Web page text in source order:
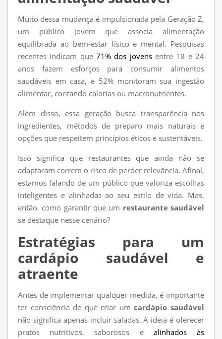
Muito dessa mudança é impulsionada pela Geração Z,
um público jovem que associa alimentação
equilibrada ao bem-estar físico e mental. Pesquisas
recentes indicam que 71% dos jovensentre 18 e 24
anos fazem esforços para consumir alimentos
saudáveis em casa, e 52% monitoram sua ingestão
alimentar, contando calorias ou macronutrientes.
Além disso, essa geração busca transparência nos
ingredientes, métodos de preparo mais naturais e
opções que respeitem princípios éticos e sustentáveis.
Isso significa que restaurantes que ainda não se
adaptaram correm o risco de perder relevância. Afinal,
estamos falando de um público que valoriza escolhas
inteligentes e alinhadas ao seu estilo de vida. Mas,
então, como garantir que um restaurante saudável
se destaque nesse cenário?
Estratégias para um
cardápio saudável e
atraente
Antes de implementar qualquer medida, é importante
ter consciência de que criar umcardápio saudável
não significa apenas incluir saladas. A ideia é oferecer
pratos nutritivos, saborosos e alinhados às